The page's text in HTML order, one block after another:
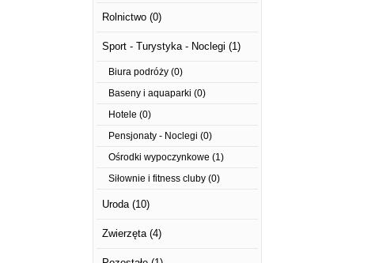
Rolnictwo (0)
Sport - Turystyka - Noclegi (1)
Biura podróży(0)
Baseny i aquaparki(0)
Hotele(0)
Pensjonaty - Noclegi(0)
Ośrodki wypoczynkowe(1)
Siłownie i fitness cluby(0)
Uroda (10)
Zwierzęta (4)